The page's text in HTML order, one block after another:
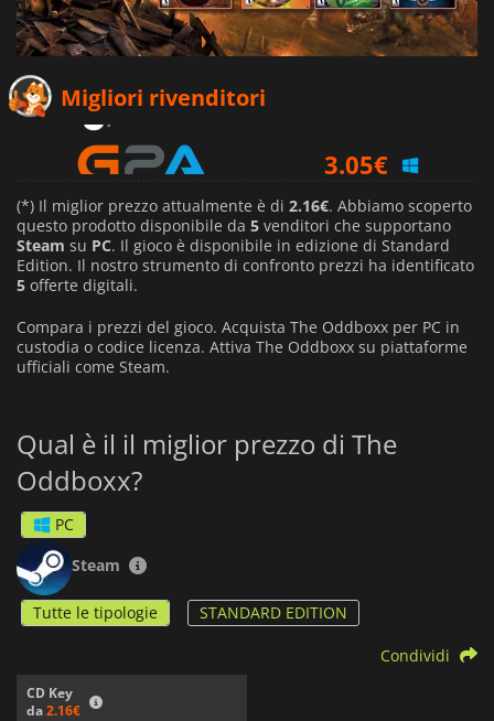
Migliori rivenditori
3.05€
12.99€
(*) Il miglior prezzo attualmente è di 2.16€. Abbiamo scoperto
questo prodotto disponibile da 5 venditori che supportano
Steam su PC. Il gioco è disponibile in edizione di Standard
Edition. Il nostro strumento di confronto prezzi ha identificato
5 offerte digitali.
Compara i prezzi del gioco. Acquista The Oddboxx per PC in
custodia o codice licenza. Attiva The Oddboxx su piattaforme
ufficiali come Steam.
Qual è il il miglior prezzo di The
Oddboxx?
PC
Steam
Tutte le tipologie STANDARD EDITION
CD Key
da2.16€
Condividi